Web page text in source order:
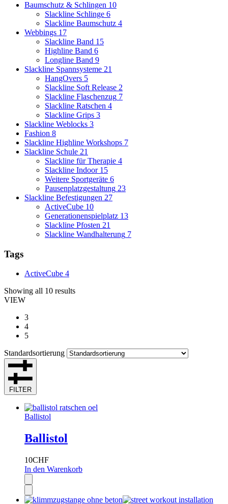
Baumschutz & Schlingen 10
Slackline Schlinge 6
Slackline Baumschutz 4
Webbings 17
Slackline Band 15
Highline Band 6
Longline Band 9
Slackline Spannsysteme 21
HangOvers 5
Slackline Soft Release 2
Slackline Flaschenzug 7
Slackline Ratschen 4
Slackline Grips 3
Slackline Weblocks 3
Fashion 8
Slackline Highline Workshops 7
Slackline Schule 21
Slackline für Therapie 4
Slackline Indoor 15
Weitere Sportgeräte 6
Pausenplatzgestaltung 23
Slackline Befestigungen 27
ActiveCube 10
Generationenspielplatz 13
Slackline Pfosten 21
Slackline Wandhalterung 7
Tags
ActiveCube 4
Showing all 10 results
VIEW
3
4
5
Standardsortierung
FILTER
Ballistol
Ballistol
10CHF
In den Warenkorb